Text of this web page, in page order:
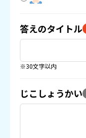
答えのタイトル
※30文字以内
じこしょうかい